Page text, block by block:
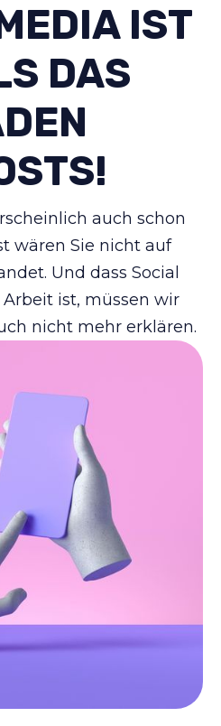
IST
DAS
auch schon
wären Sie nicht auf
Und dass Social
ist, müssen wir
nicht mehr erklären.